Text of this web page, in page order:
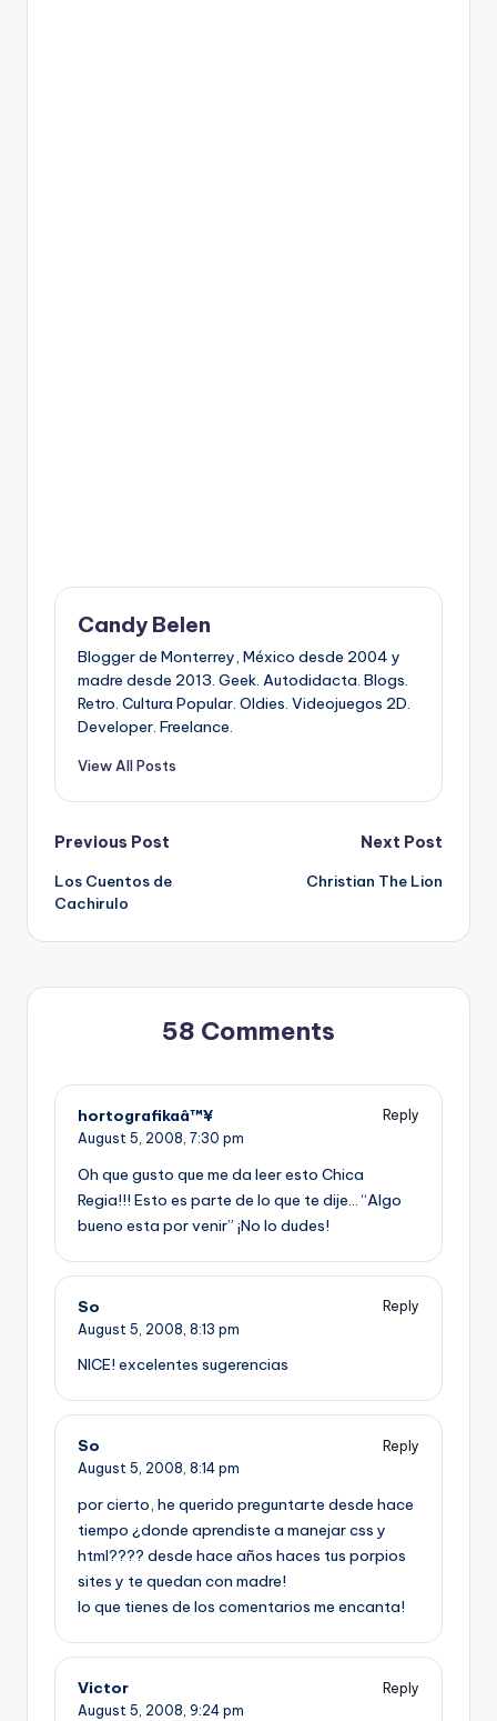
Candy Belen
Blogger de Monterrey, México desde 2004 y
madre desde 2013. Geek. Autodidacta. Blogs.
Retro. Cultura Popular. Oldies. Videojuegos 2D.
Developer. Freelance.
View All Posts
Post
navigation
Previous Post
Los Cuentos de
Cachirulo
Next Post
Christian The Lion
58 Comments
hortografikaâ™¥
Reply
August 5, 2008, 7:30 pm
Oh que gusto que me da leer esto Chica
Regia!!! Esto es parte de lo que te dije… “Algo
bueno esta por venir” ¡No lo dudes!
So
Reply
August 5, 2008, 8:13 pm
NICE! excelentes sugerencias
So
Reply
August 5, 2008, 8:14 pm
por cierto, he querido preguntarte desde hace
tiempo ¿donde aprendiste a manejar css y
html???? desde hace años haces tus porpios
sites y te quedan con madre!
lo que tienes de los comentarios me encanta!
Victor
Reply
August 5, 2008, 9:24 pm